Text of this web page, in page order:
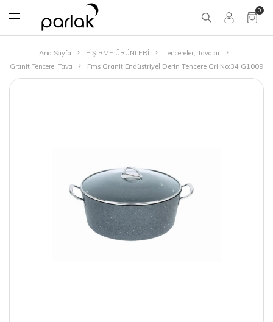
0
Ana Sayfa PİŞİRME ÜRÜNLERİ
Tencereler, Tavalar
Granit Tencere, Tava
Fms Granit Endüstriyel Derin Tencere Gri No:34 G1009